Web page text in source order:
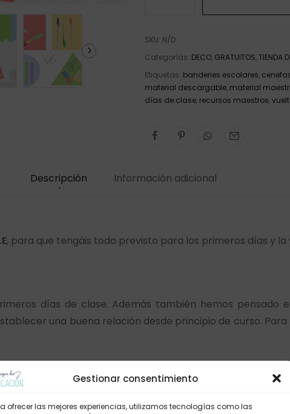
Gestionar consentimiento
ofrecer las mejores experiencias, utilizamos tecnologías como las
SKU: N/D
Categorías: DECO, GRATUITOS,TIENDA
Etiquetas: banderies escolares,
material descargable, material
días de clase, recursos maestros,
Descripción Información adicional
, para que tengáis todo previsto para los primeros días y
días de clase. Además también hemos pensado
una buena relación desde principio de curso.
modelos